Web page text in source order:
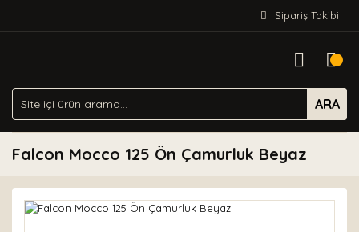
Sipariş Takibi
ARA
Falcon Mocco 125 Ön Çamurluk Beyaz